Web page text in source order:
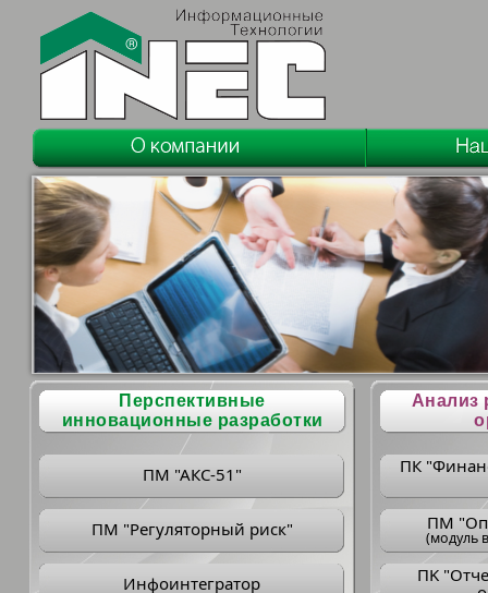
Перспективные
инновационные разработки
ПМ "АКС-51"
ПМ "Регуляторный риск"
Инфоинтегратор
Анализ
ПК
ПM
(модуль
ПK